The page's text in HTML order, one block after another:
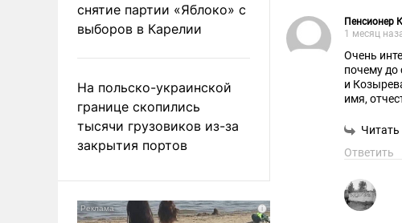
снятие партии «Яблоко» с
выборов в Карелии
На польско-украинской
границе скопились
тысячи грузовиков из-за
закрытия портов
Пенсионер
1 месяц
Очень
почему до
и Козырева
имя,
Ответить